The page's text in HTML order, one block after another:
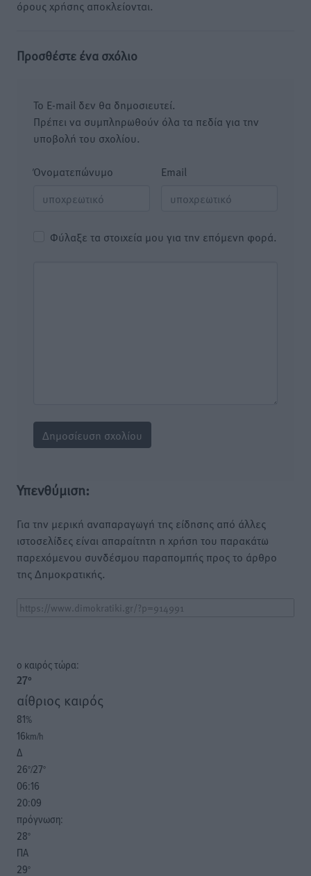
όρους χρήσης αποκλείονται.
Προσθέστε ένα σχόλιο
Το E-mail δεν θα δημοσιευτεί.
Πρέπει να συμπληρωθούν όλα τα πεδία για την
υποβολή του σχολίου.
Όνοματεπώνυμο Email
Φύλαξε τα στοιχεία μου για την επόμενη φορά.
Υπενθύμιση:
Για την μερική αναπαραγωγή της είδησης από άλλες
ιστοσελίδες είναι απαραίτητη η χρήση του παρακάτω
παρεχόμενου συνδέσμου παραπομπής προς το άρθρο
της Δημοκρατικής.
o καιρός τώρα:
27°
αίθριος καιρός
81%
16km/h
Δ
26°/27°
06:16
20:09
πρόγνωση:
28°
ΠΑ
29°